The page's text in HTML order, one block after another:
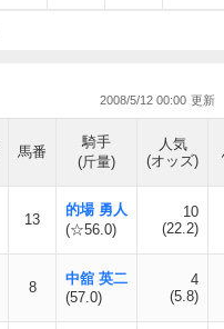
2008/5/12 00:00
馬番
騎手
(斤量)
人気
(オッズ)
13
的場 勇人
(☆56.0)
10
(22.2)
8
中舘 英二
(57.0)
4
(5.8)